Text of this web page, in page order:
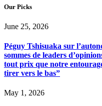
Our Picks
June 25, 2026
Péguy Tshisuaka sur
sommes de leaders
tout prix que notre
tirer vers le bas”
May 1, 2026